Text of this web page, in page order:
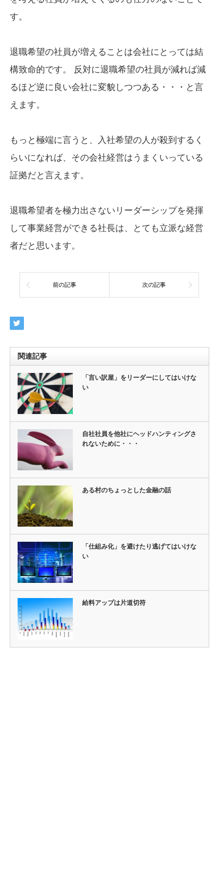
す。
退職希望の社員が増えることは会社にとっては結
構致命的です。 反対に退職希望の社員が減れば減
るほど逆に良い会社に変貌しつつある・・・と言
えます。
もっと極端に言うと、入社希望の人が殺到するく
らいになれば、その会社経営はうまくいっている
証拠だと言えます。
退職希望者を極力出さないリーダーシップを発揮
して事業経営ができる社長は、とても立派な経営
者だと思います。
前の記事 次の記事
関連記事
「言い訳屋」をリーダーにしてはいけな
い
自社社員を他社にヘッドハンティングさ
れないために・・・
ある村のちょっとした金融の話
「仕組み化」を避けたり逃げてはいけな
い
給料アップは片道切符